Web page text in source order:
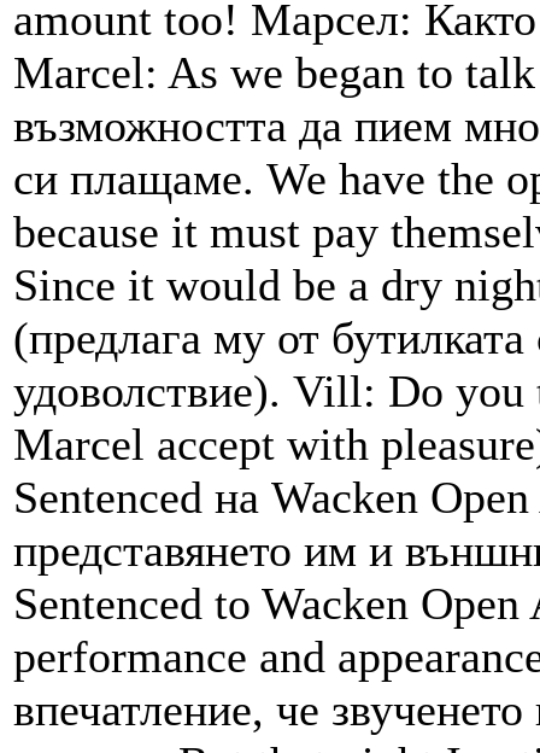
amount too! Марсел: Както
Marcel: As we began to
възможността да пием
си плащаме. We have the
because it must pay
Since it would be a dry
(предлага му от
удоволствие). Vill: Do
Marcel accept with
Sentenced на Wacken
представянето им и
Sentenced to Wacken
performance and
впечатление, че